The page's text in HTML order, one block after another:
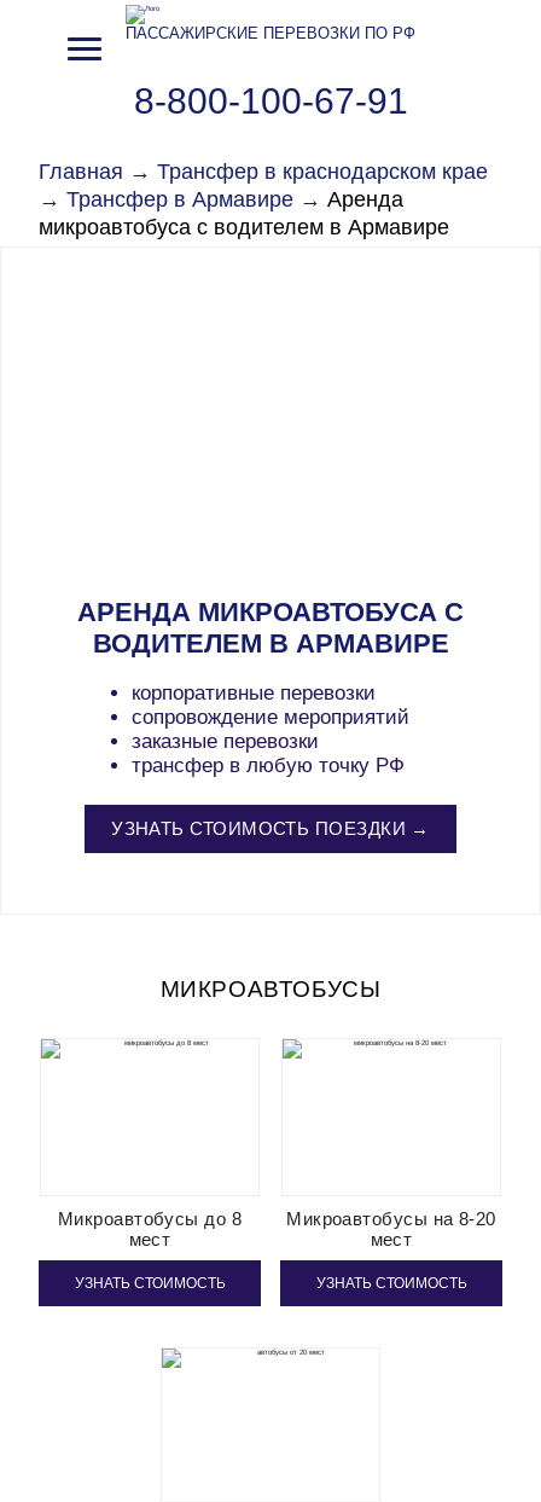
ПАССАЖИРСКИЕ ПЕРЕВОЗКИ ПО РФ
8-800-100-67-91
Главная → Трансфер в краснодарском крае
→ Трансфер в Армавире → Аренда
микроавтобуса с водителем в Армавире
АРЕНДА МИКРОАВТОБУСА С
ВОДИТЕЛЕМ В АРМАВИРЕ
корпоративные перевозки
сопровождение мероприятий
заказные перевозки
трансфер в любую точку РФ
УЗНАТЬ СТОИМОСТЬ ПОЕЗДКИ →
МИКРОАВТОБУСЫ
Микроавтобусы до 8
мест
УЗНАТЬ СТОИМОСТЬ
Микроавтобусы на 8-20
мест
УЗНАТЬ СТОИМОСТЬ